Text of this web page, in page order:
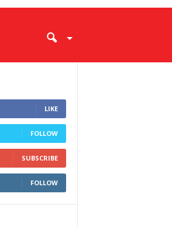
LIKE
FOLLOW
SUBSCRIBE
FOLLOW